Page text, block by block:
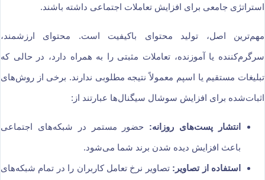
استراتژی جامعی برای افزایش تعاملات اجتماعی داشته باشند.
مهم‌ترین اصل، تولید محتوای باکیفیت است. محتوای ارزشمند،
سرگرم‌کننده یا آموزنده، تعاملات مثبتی را به همراه دارد، در حالی که
تبلیغات مستقیم یا اسپم معمولاً نتیجه مطلوبی ندارند. برخی از روش‌های
اثبات‌شده برای افزایش سوشال سیگنال‌ها عبارتند از:
انتشار پست‌های روزانه: حضور مستمر در شبکه‌های اجتماعی
باعث افزایش دیده شدن برند شما می‌شود.
استفاده از تصاویر: تصاویر نرخ تعامل کاربران را در تمام شبکه‌های